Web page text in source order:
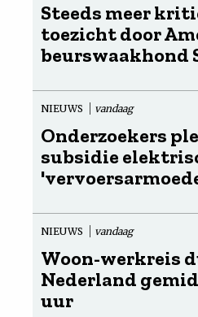
Steeds meer
toezicht door
beurswaakhond
NIEUWS vandaag
Onderzoekers
subsidie
NIEUWS vandaag
Woon-werkreis
Nederland
uur